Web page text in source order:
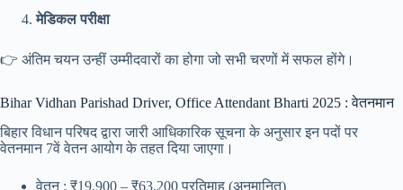
मेडिकल परीक्षा
👉 अंतिम चयन उन्हीं उम्मीदवारों का होगा जो सभी चरणों में सफल होंगे।
Bihar Vidhan Parishad Driver, Office Attendant Bharti 2025 : वेतनमान
बिहार विधान परिषद द्वारा जारी आधिकारिक सूचना के अनुसार इन पदों पर
वेतनमान 7वें वेतन आयोग के तहत दिया जाएगा।
वेतन : ₹19,900 – ₹63,200 प्रतिमाह (अनुमानित)